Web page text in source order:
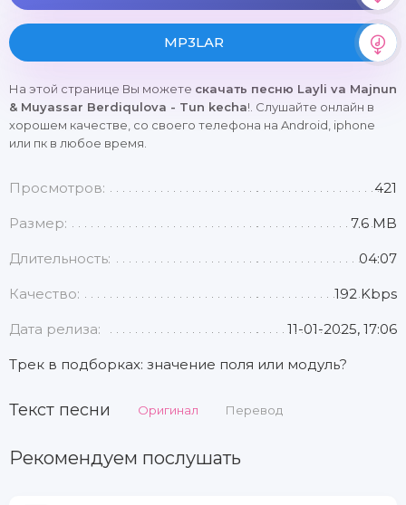
MP3LAR
На этой странице Вы можете скачать песню Layli va Majnun
& Muyassar Berdiqulova - Tun kecha!. Слушайте онлайн в
хорошем качестве, со своего телефона на Android, iphone
или пк в любое время.
Просмотров: 421
Размер: 7.6 MB
Длительность: 04:07
Качество: 192 Kbps
Дата релиза: 11-01-2025, 17:06
Трек в подборках: значение поля или модуль?
Текст песни Оригинал Перевод
Рекомендуем послушать